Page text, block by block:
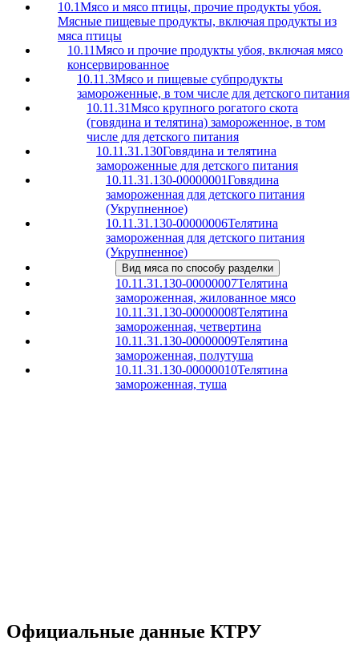
10.1Мясо и мясо птицы, прочие продукты убоя.
Мясные пищевые продукты, включая продукты из
мяса птицы
10.11Мясо и прочие продукты убоя, включая мясо
консервированное
10.11.3Мясо и пищевые субпродукты
замороженные, в том числе для детского питания
10.11.31Мясо крупного рогатого скота
(говядина и телятина) замороженное, в том
числе для детского питания
10.11.31.130Говядина и телятина
замороженные для детского питания
10.11.31.130-00000001Говядина
замороженная для детского питания
(Укрупненное)
10.11.31.130-00000006Телятина
замороженная для детского питания
(Укрупненное)
Вид мяса по способу разделки
10.11.31.130-00000007Телятина
замороженная, жилованное мясо
10.11.31.130-00000008Телятина
замороженная, четвертина
10.11.31.130-00000009Телятина
замороженная, полутуша
10.11.31.130-00000010Телятина
замороженная, туша
Официальные данные КТРУ